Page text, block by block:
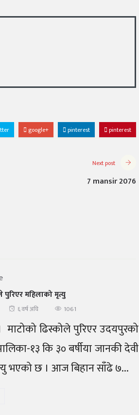
google+ pinterest pinterest
Next post
7 mansir 2076
पुरिएर महिलाको मृत्यु
६ वर्ष अघि 1061
माटोको ढिस्कोले पुरिएर उदयपुरको
१३ कि ३० बर्षीया जानकी देवी
भएको छ । आज बिहान साँढे ७...